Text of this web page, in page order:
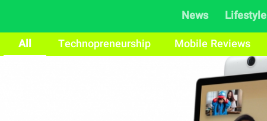
News Lifestyle
All
Technopreneurship Mobile Reviews